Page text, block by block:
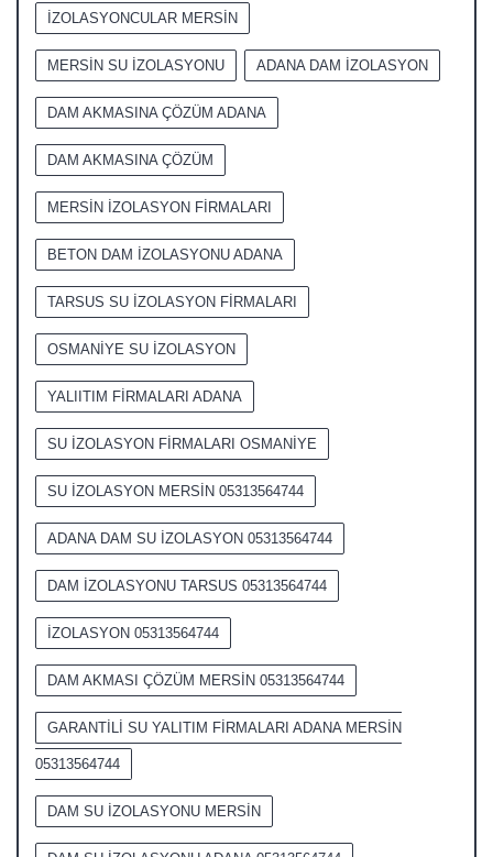
İZOLASYONCULAR MERSİN
MERSİN SU İZOLASYONU ADANA DAM İZOLASYON
DAM AKMASINA ÇÖZÜM ADANA
DAM AKMASINA ÇÖZÜM
MERSİN İZOLASYON FİRMALARI
BETON DAM İZOLASYONU ADANA
TARSUS SU İZOLASYON FİRMALARI
OSMANİYE SU İZOLASYON
YALIITIM FİRMALARI ADANA
SU İZOLASYON FİRMALARI OSMANİYE
SU İZOLASYON MERSİN 05313564744
ADANA DAM SU İZOLASYON 05313564744
DAM İZOLASYONU TARSUS 05313564744
İZOLASYON 05313564744
DAM AKMASI ÇÖZÜM MERSİN 05313564744
GARANTİLİ SU YALITIM FİRMALARI ADANA MERSİN
05313564744
DAM SU İZOLASYONU MERSİN